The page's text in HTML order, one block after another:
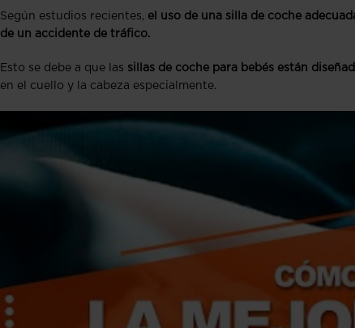
Según estudios recientes, el uso de una silla de coche
de un accidente de tráfico.
Esto se debe a que las sillas de coche para bebés están
en el cuello y la cabeza especialmente.